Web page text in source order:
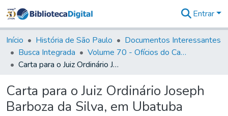
&
Coleções
Tudo na
Biblioteca
Estatísticas
Entrar
Início História de São Paulo
Documentos Interessantes
Busca Integrada
Volume 70 - Ofícios do Capitão General Martins Lopes de Saldanha aos diversos funcionários da Capitania (1775-1776)
Carta para o Juiz Ordinário Joseph Barboza da Silva, em Ubatuba
Carta para o Juiz Ordinário Joseph
Barboza da Silva, em Ubatuba